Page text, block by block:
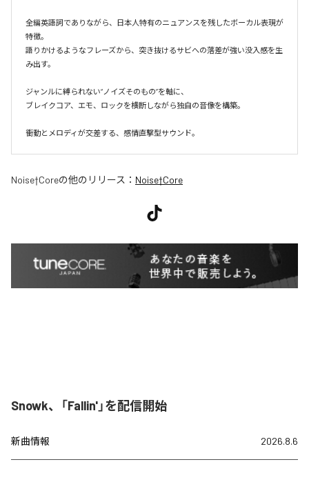
全編英語詞でありながら、日本人特有のニュアンスを残したボーカル表現が
特徴。
語りかけるようなフレーズから、突き抜けるサビへの落差が強い没入感を生
み出す。
ジャンルに縛られない“ノイズそのもの”を軸に、
ブレイクコア、エモ、ロックを横断しながら独自の音像を構築。
衝動とメロディが交差する、感情直撃型サウンド。
Noise†Coreの他のリリース： Noise†Core
Snowk、「Fallin'」を配信開始
新曲情報 2026.8.6